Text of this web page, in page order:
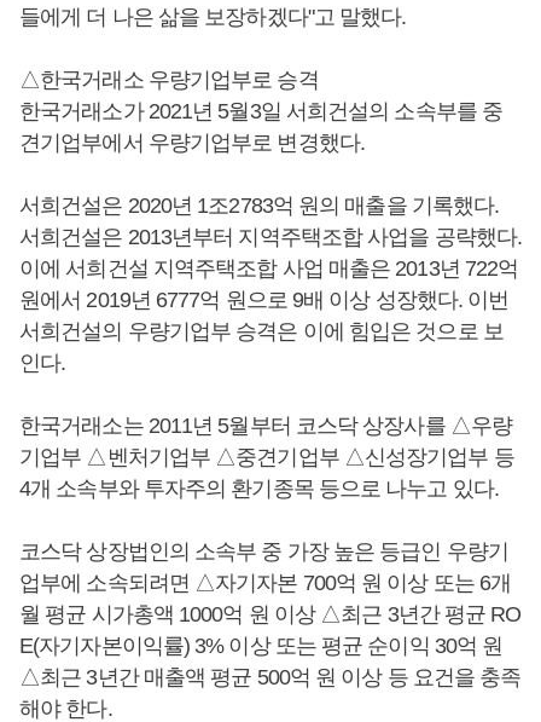
들에게 더 나은 삶을 보장하겠다"고 말했다.
△한국거래소 우량기업부로 승격
한국거래소가 2021년 5월3일 서희건설의 소속부를 중
견기업부에서 우량기업부로 변경했다.
서희건설은 2020년 1조2783억 원의 매출을 기록했다.
서희건설은 2013년부터 지역주택조합 사업을 공략했다.
이에 서희건설 지역주택조합 사업 매출은 2013년 722억
원에서 2019년 6777억 원으로 9배 이상 성장했다. 이번
서희건설의 우량기업부 승격은 이에 힘입은 것으로 보
인다.
한국거래소는 2011년 5월부터 코스닥 상장사를 △우량
기업부 △벤처기업부 △중견기업부 △신성장기업부 등
4개 소속부와 투자주의 환기종목 등으로 나누고 있다.
코스닥 상장법인의 소속부 중 가장 높은 등급인 우량기
업부에 소속되려면 △자기자본 700억 원 이상 또는 6개
월 평균 시가총액 1000억 원 이상 △최근 3년간 평균 RO
E(자기자본이익률) 3% 이상 또는 평균 순이익 30억 원
△최근 3년간 매출액 평균 500억 원 이상 등 요건을 충족
해야 한다.